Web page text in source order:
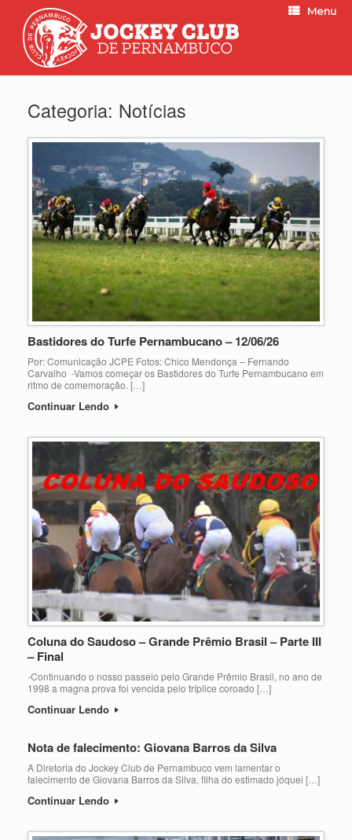
Menu
Categoria: Notícias
Bastidores do Turfe Pernambucano – 12/06/26
Por: Comunicação JCPE Fotos: Chico Mendonça – Fernando
Carvalho -Vamos começar os Bastidores do Turfe Pernambucano em
ritmo de comemoração. […]
Continuar Lendo
Coluna do Saudoso – Grande Prêmio Brasil – Parte III
– Final
-Continuando o nosso passeio pelo Grande Prêmio Brasil, no ano de
1998 a magna prova foi vencida pelo tríplice coroado […]
Continuar Lendo
Nota de falecimento: Giovana Barros da Silva
A Diretoria do Jockey Club de Pernambuco vem lamentar o
falecimento de Giovana Barros da Silva, filha do estimado jóquei […]
Continuar Lendo